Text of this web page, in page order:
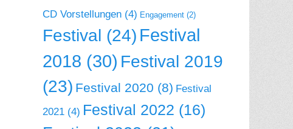
CD Vorstellungen (4) Engagement (2)
Festival (24) Festival
2018 (30) Festival 2019
(23) Festival 2020 (8) Festival
2021 (4) Festival 2022 (16)